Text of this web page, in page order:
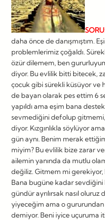
daha önce de danışmıştım.
problemlerimiz çoğaldı.
özür dilemem, ben
diyor. Bu evlilik bitti bitecek,
çocuk gibi sürekli küsüyor ve
de bayan olarak pes ettim 6
yapıldı ama eşim bana
sevmediğini defolup gitmemi,
diyor. Kızgınlıkla söylüyor
gün aynı. Benim merak
miyim? Bu evlilik bize zarar
ailemin yanında da mutlu
değiliz. Gitmem mi
Bana bugüne kadar
gündür ayrılırsak nasıl
yiyeceğim ama o gururundan
demiyor. Beni iyice uçuruma